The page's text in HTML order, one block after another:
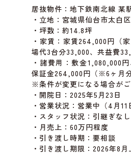
居抜物件：地下鉄南北線 某
・立地：宮城県仙台市太白
・坪数：約14.8坪
・家賃：家賃264,000円（
場代3台分33,000、共益費
・諸費用：敷金1,080,000円
保証金264,000円（※6ヶ月分
※条件が変更になる場合がご
・開院日：2025年5月23日
・営業状況：営業中（4月11
・スタッフ状況：引継ぎなし
・月売上：60万円程度
・引き渡し時期：要相談
・引き渡し期限：2026年8